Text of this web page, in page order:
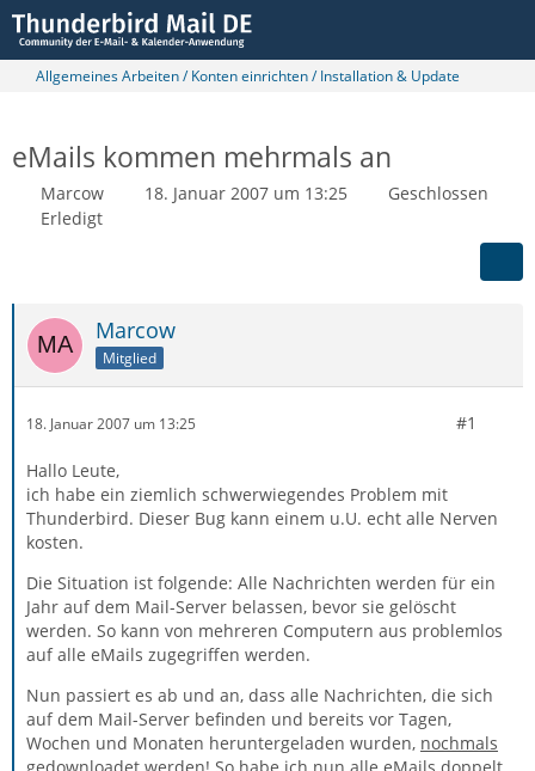
Allgemeines Arbeiten / Konten einrichten / Installation & Update
eMails kommen mehrmals an
Marcow 18. Januar 2007 um 13:25
Geschlossen
Erledigt
Marcow
Mitglied
18. Januar 2007 um 13:25 #1
Hallo Leute,
ich habe ein ziemlich schwerwiegendes Problem mit
Thunderbird. Dieser Bug kann einem u.U. echt alle Nerven
kosten.
Die Situation ist folgende: Alle Nachrichten werden für ein
Jahr auf dem Mail-Server belassen, bevor sie gelöscht
werden. So kann von mehreren Computern aus problemlos
auf alle eMails zugegriffen werden.
Nun passiert es ab und an, dass alle Nachrichten, die sich
auf dem Mail-Server befinden und bereits vor Tagen,
Wochen und Monaten heruntergeladen wurden, nochmals